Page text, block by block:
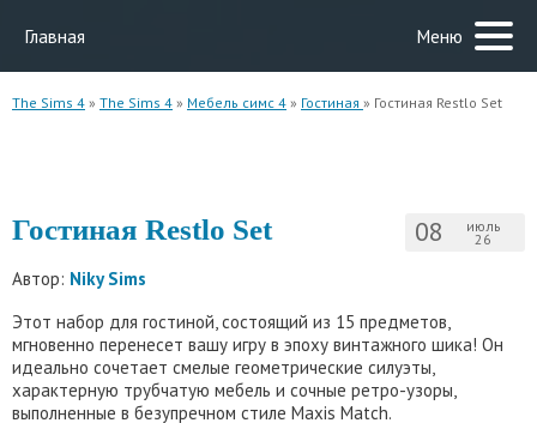
Главная Меню
The Sims 4 » The Sims 4 » Мебель симс 4 » Гостиная » Гостиная Restlo Set
08 июль
26
Гостиная Restlo Set
Автор: Niky Sims
Этот набор для гостиной, состоящий из 15 предметов,
мгновенно перенесет вашу игру в эпоху винтажного шика! Он
идеально сочетает смелые геометрические силуэты,
характерную трубчатую мебель и сочные ретро-узоры,
выполненные в безупречном стиле Maxis Match.